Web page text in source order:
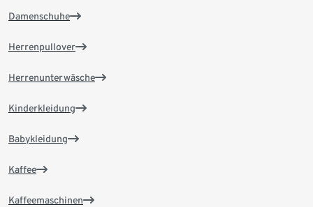
Damenschuhe
Herrenpullover
Herrenunterwäsche
Kinderkleidung
Babykleidung
Kaffee
Kaffeemaschinen